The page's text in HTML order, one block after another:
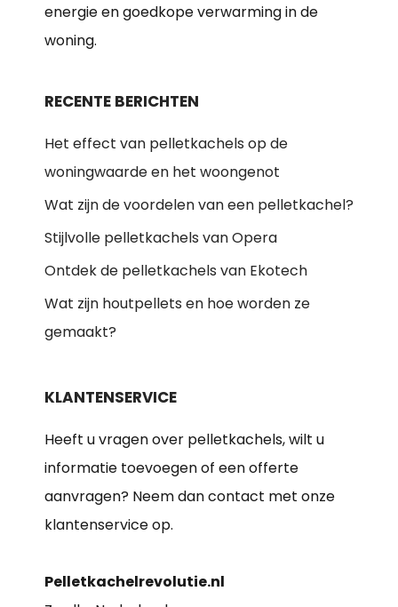
energie en goedkope verwarming in de
woning.
RECENTE BERICHTEN
Het effect van pelletkachels op de
woningwaarde en het woongenot
Wat zijn de voordelen van een pelletkachel?
Stijlvolle pelletkachels van Opera
Ontdek de pelletkachels van Ekotech
Wat zijn houtpellets en hoe worden ze
gemaakt?
KLANTENSERVICE
Heeft u vragen over pelletkachels, wilt u
informatie toevoegen of een offerte
aanvragen? Neem dan contact met onze
klantenservice op.
Pelletkachelrevolutie.nl